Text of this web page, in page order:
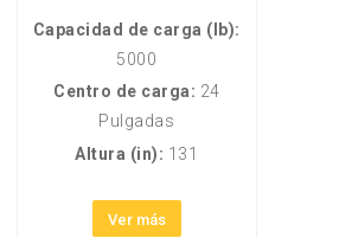
Capacidad de carga (lb):
5000
Centro de carga: 24
Pulgadas
Altura (in): 131
Ver más